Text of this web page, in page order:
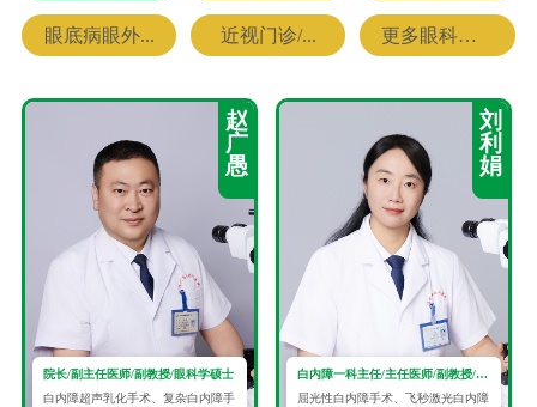
眼底病眼外... 近视门诊/... 更多眼科专家
赵
广
愚
院长/副主任医师/副教授/眼科学硕士
白内障超声乳化手术、复杂白内障手
刘
利
娟
白内障一科主任/主任医师/副教授/眼科学硕士
屈光性白内障手术、飞秒激光白内障